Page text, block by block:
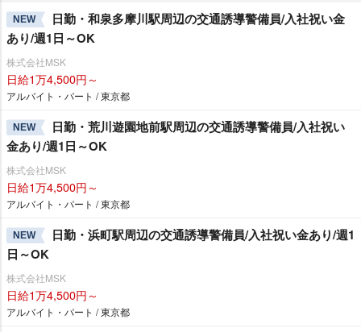
NEW
日勤・和泉多摩川駅周辺の交通誘導警備員/入社祝い金
あり/週1日～OK
株式会社MSK
日給1万4,500円～
アルバイト・パート / 東京都
NEW
日勤・荒川遊園地前駅周辺の交通誘導警備員/入社祝い
金あり/週1日～OK
株式会社MSK
日給1万4,500円～
アルバイト・パート / 東京都
NEW
日勤・浜町駅周辺の交通誘導警備員/入社祝い金あり/週1
日～OK
株式会社MSK
日給1万4,500円～
アルバイト・パート / 東京都